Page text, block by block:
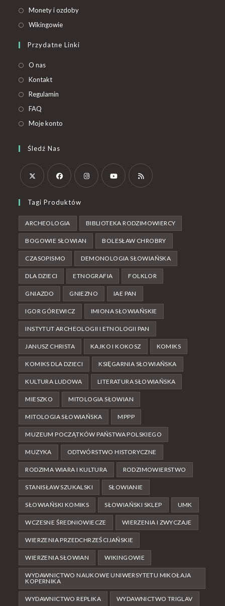
Monety i ozdoby
Wikingowie
Przydatne Linki
O nas
Kontakt
Regulamin
FAQ
Moje konto
Śledź Nas
Tagi Produktów
ARCHEOLOGIA BIBLIOTEKA RODZIMOWIERCY
BOGOWIE SŁOWIAN BOLESŁAW CHROBRY
CZASOPISMO DEMONOLOGIA SŁOWIAŃSKA
DLA DZIECI ETNOGRAFIA FOLKLOR
GNIAZDO GNIEZNO IAE PAN
IGOR GÓREWICZ IMIONA SŁOWIAŃSKIE
INSTYTUT ARCHEOLOGII I ETNOLOGII PAN
JANUSZ CHRISTA KAJKO I KOKOSZ KOMIKS
KOMIKS DLA DZIECI KSIĘGARNIA SŁOWIAŃSKA
KULTURA LUDOWA LITERATURA SŁOWIAŃSKA
MIESZKO MITOLOGIA SŁOWIAN
MITOLOGIA SŁOWIAŃSKA MPPP
MUZEUM POCZĄTKÓW PAŃSTWA POLSKIEGO
MUZYKA ODTWÓRSTWO HISTORYCZNE
RODZIMA WIARA I KULTURA RODZIMOWIERSTWO
STANISŁAW SZUKALSKI SŁOWIANIE
SŁOWIAŃSKI KOMIKS SŁOWIAŃSKI SKLEP UMK
WCZESNE ŚREDNIOWIECZE WIERZENIA I ZWYCZAJE
WIERZENIA PRZEDCHRZEŚCIJAŃSKIE
WIERZENIA SŁOWIAN WIKINGOWIE
WYDAWNICTWO NAUKOWE UNIWERSYTETU MIKOŁAJA
KOPERNIKA
WYDAWNICTWO REPLIKA WYDAWNICTWO TRIGLAV